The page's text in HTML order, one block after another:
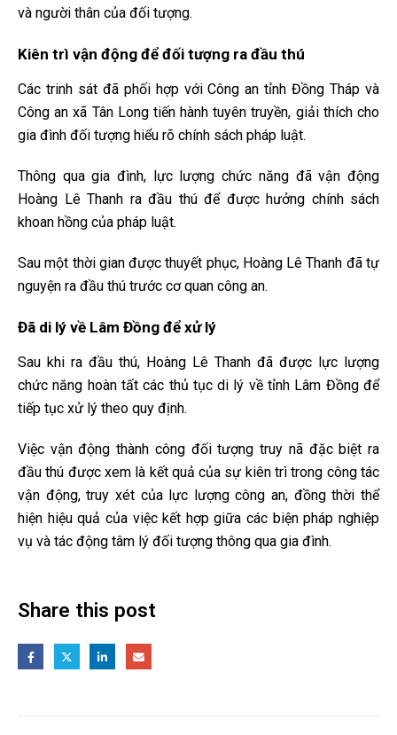
và người thân của đối tượng.
Kiên trì vận động để đối tượng ra đầu thú
Các trinh sát đã phối hợp với Công an tỉnh Đồng Tháp và
Công an xã Tân Long tiến hành tuyên truyền, giải thích cho
gia đình đối tượng hiểu rõ chính sách pháp luật.
Thông qua gia đình, lực lượng chức năng đã vận động
Hoàng Lê Thanh ra đầu thú để được hưởng chính sách
khoan hồng của pháp luật.
Sau một thời gian được thuyết phục, Hoàng Lê Thanh đã tự
nguyện ra đầu thú trước cơ quan công an.
Đã di lý về Lâm Đồng để xử lý
Sau khi ra đầu thú, Hoàng Lê Thanh đã được lực lượng
chức năng hoàn tất các thủ tục di lý về tỉnh Lâm Đồng để
tiếp tục xử lý theo quy định.
Việc vận động thành công đối tượng truy nã đặc biệt ra
đầu thú được xem là kết quả của sự kiên trì trong công tác
vận động, truy xét của lực lượng công an, đồng thời thể
hiện hiệu quả của việc kết hợp giữa các biện pháp nghiệp
vụ và tác động tâm lý đối tượng thông qua gia đình.
Share this post